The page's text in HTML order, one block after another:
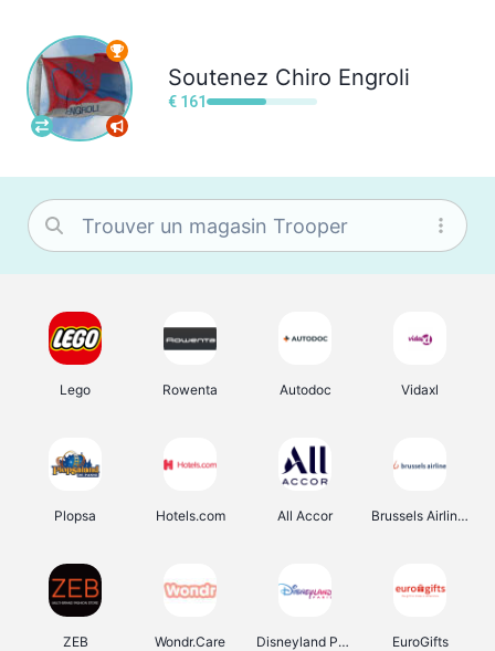
Soutenez Chiro Engroli
€ 161
Lego Rowenta Autodoc Vidaxl
Plopsa Hotels.com All Accor Brussels Airlines
ZEB Wondr.Care Disneyland Paris EuroGifts